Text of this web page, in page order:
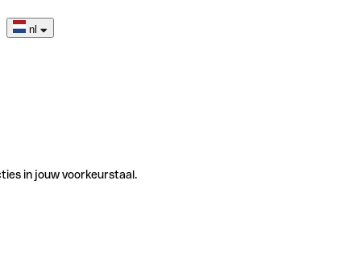
nl
in jouw voorkeurstaal.